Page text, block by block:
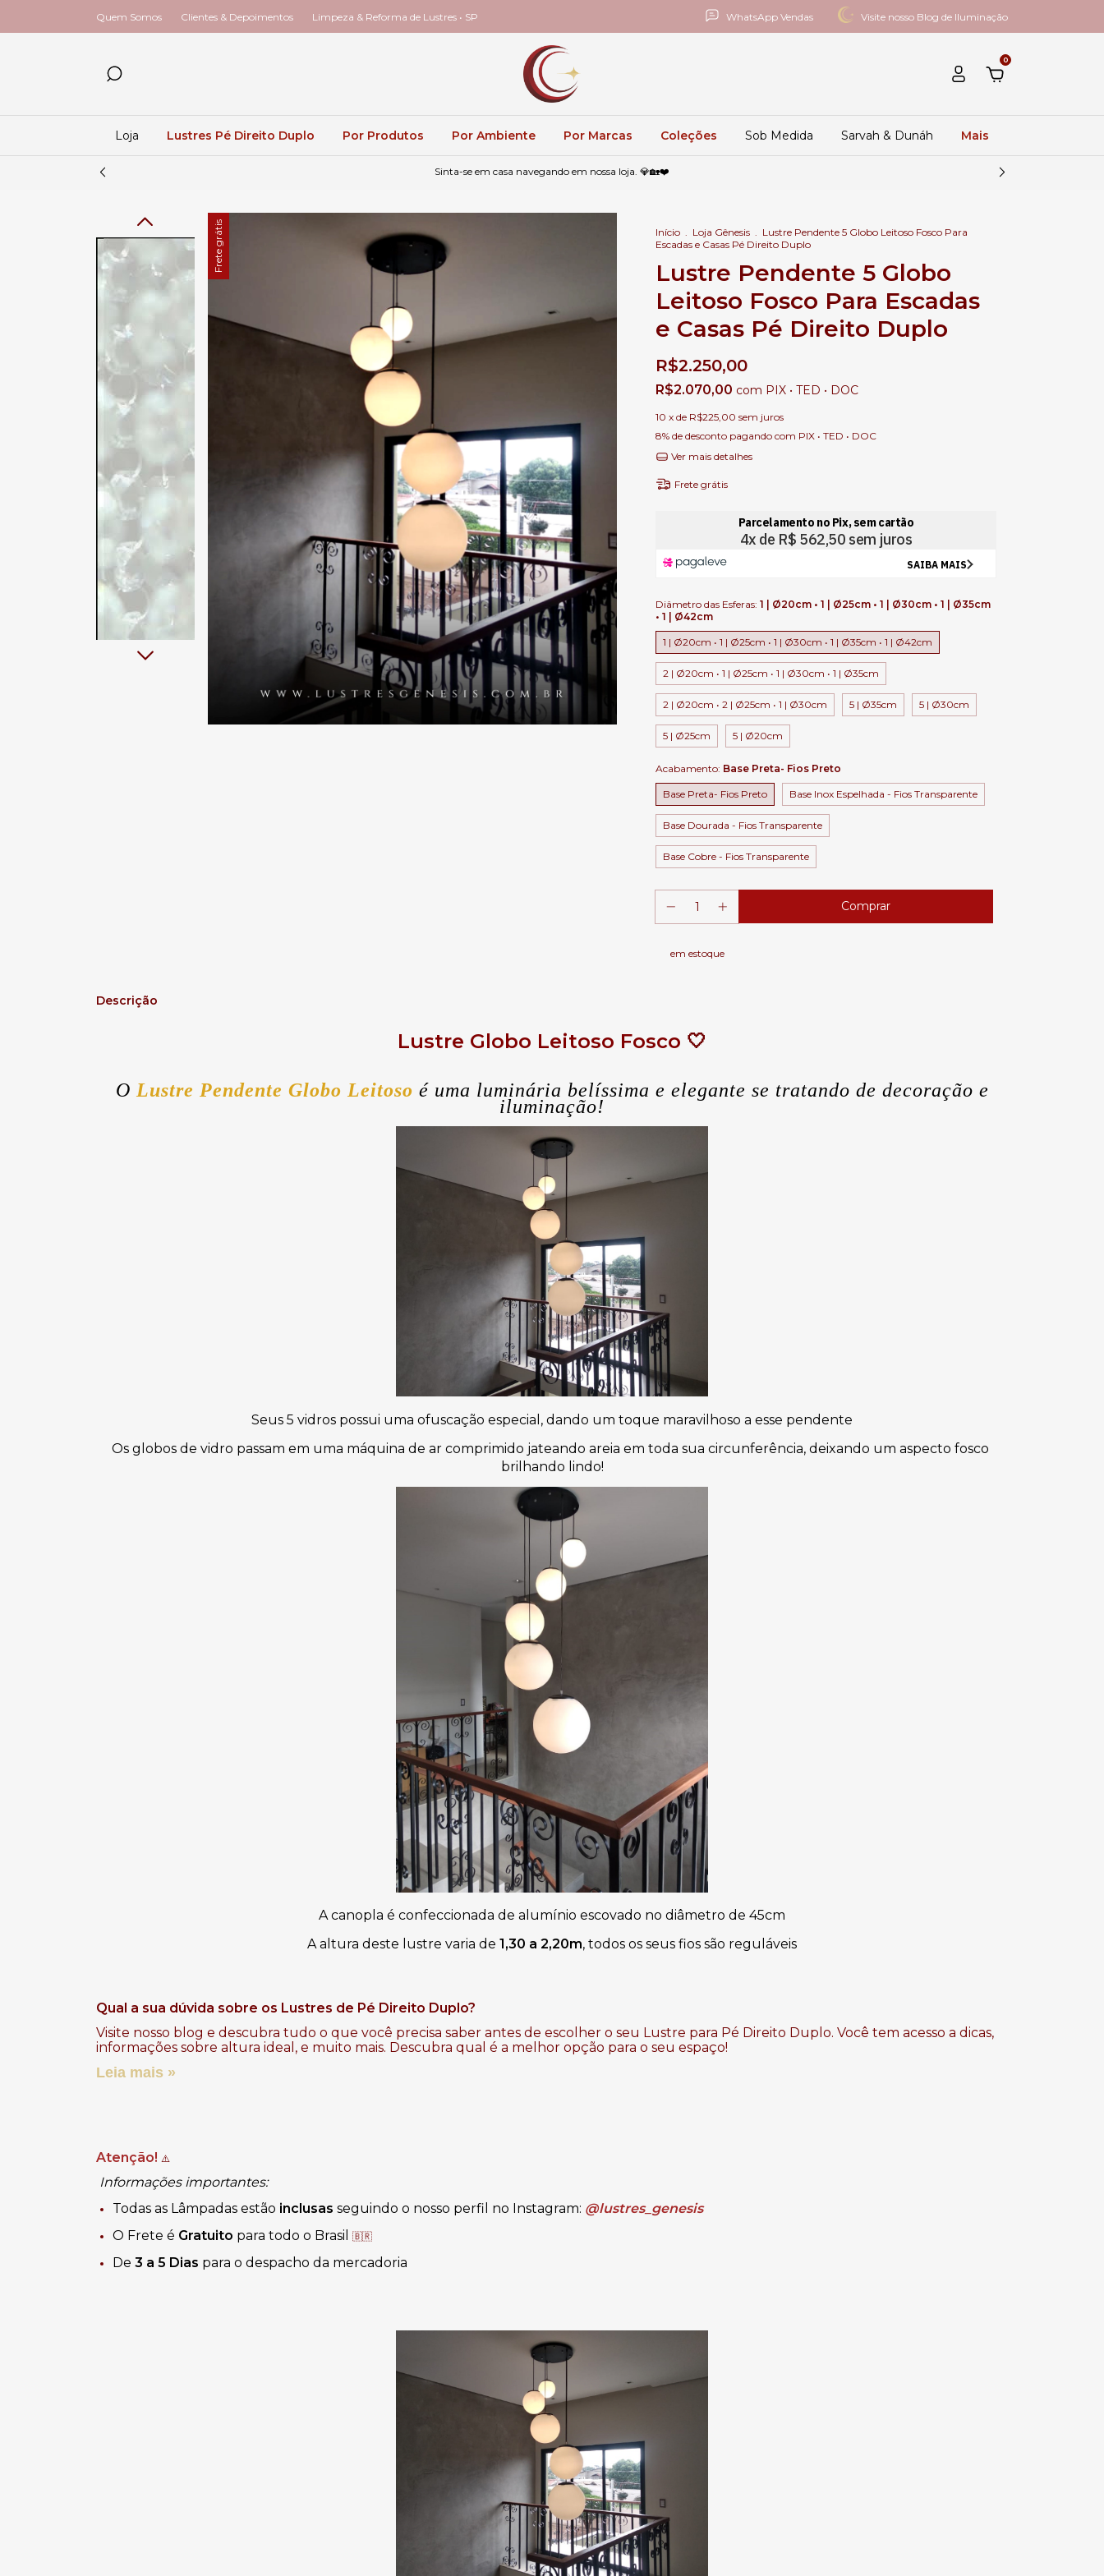
Quem Somos Clientes & Depoimentos Limpeza & Reforma de Lustres • SP WhatsApp Vendas Visite nosso Blog de Iluminação
0
Loja Lustres Pé Direito Duplo Por Produtos Por Ambiente Por Marcas Coleções Sob Medida Sarvah & Dunáh Mais
Sinta-se em casa navegando em nossa loja. 💎🏡❤️
Frete grátis Início . Loja Gênesis . Lustre Pendente 5 Globo Leitoso Fosco Para
Escadas e Casas Pé Direito Duplo
Lustre Pendente 5 Globo
Leitoso Fosco Para Escadas
e Casas Pé Direito Duplo
R$2.250,00
R$2.070,00 com PIX • TED • DOC
10 x de R$225,00 sem juros
8% de desconto pagando com PIX • TED • DOC
Ver mais detalhes
Frete grátis
Diâmetro das Esferas: 1 | Ø20cm • 1 | Ø25cm • 1 | Ø30cm • 1 | Ø35cm
• 1 | Ø42cm
1 | Ø20cm • 1 | Ø25cm • 1 | Ø30cm • 1 | Ø35cm • 1 | Ø42cm
2 | Ø20cm • 1 | Ø25cm • 1 | Ø30cm • 1 | Ø35cm
2 | Ø20cm • 2 | Ø25cm • 1 | Ø30cm 5 | Ø35cm 5 | Ø30cm
5 | Ø25cm 5 | Ø20cm
Acabamento: Base Preta- Fios Preto
Base Preta- Fios Preto Base Inox Espelhada - Fios Transparente
Base Dourada - Fios Transparente
Base Cobre - Fios Transparente
em estoque
Descrição
Lustre Globo Leitoso Fosco 🤍
O Lustre Pendente Globo Leitoso é uma luminária belíssima e elegante se tratando de decoração e
iluminação!
Seus 5 vidros possui uma ofuscação especial, dando um toque maravilhoso a esse pendente
Os globos de vidro passam em uma máquina de ar comprimido jateando areia em toda sua circunferência, deixando um aspecto fosco
brilhando lindo!
A canopla é confeccionada de alumínio escovado no diâmetro de 45cm
A altura deste lustre varia de 1,30 a 2,20m, todos os seus fios são reguláveis
Qual a sua dúvida sobre os Lustres de Pé Direito Duplo?
Visite nosso blog e descubra tudo o que você precisa saber antes de escolher o seu Lustre para Pé Direito Duplo. Você tem acesso a dicas,
informações sobre altura ideal, e muito mais. Descubra qual é a melhor opção para o seu espaço!
Leia mais »
Atenção! ⚠️
Informações importantes:
Todas as Lâmpadas estão inclusas seguindo o nosso perfil no Instagram: @lustres_genesis
O Frete é Gratuito para todo o Brasil 🇧🇷
De 3 a 5 Dias para o despacho da mercadoria